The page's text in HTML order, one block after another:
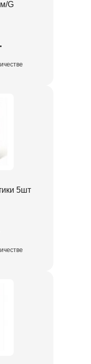
G
5шт